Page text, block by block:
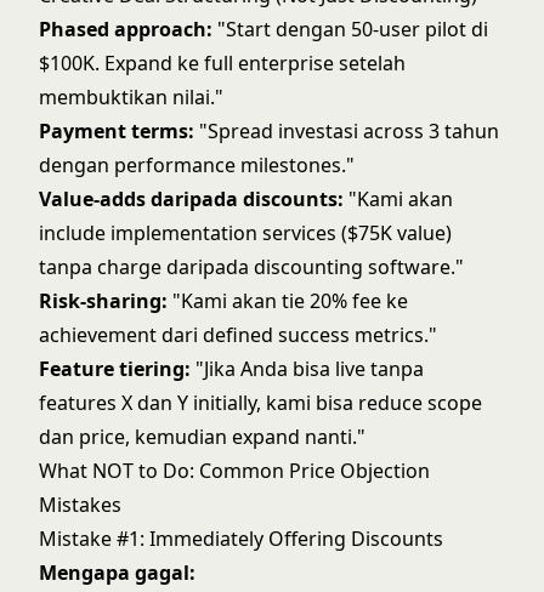
Phased approach: "Start dengan 50-user pilot di
$100K. Expand ke full enterprise setelah
membuktikan nilai."
Payment terms: "Spread investasi across 3 tahun
dengan performance milestones."
Value-adds daripada discounts: "Kami akan
include implementation services ($75K value)
tanpa charge daripada discounting software."
Risk-sharing: "Kami akan tie 20% fee ke
achievement dari defined success metrics."
Feature tiering: "Jika Anda bisa live tanpa
features X dan Y initially, kami bisa reduce scope
dan price, kemudian expand nanti."
What NOT to Do: Common Price Objection
Mistakes
Mistake #1: Immediately Offering Discounts
Mengapa gagal: